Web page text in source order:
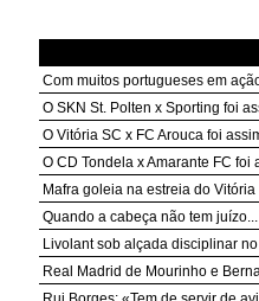
Com muitos portugueses em
O SKN St. Polten x Sporting foi
O Vitória SC x FC Arouca foi
O CD Tondela x Amarante FC foi
Mafra goleia na estreia do
Quando a cabeça não tem juízo...
Livolant sob alçada disciplinar
Real Madrid de Mourinho e